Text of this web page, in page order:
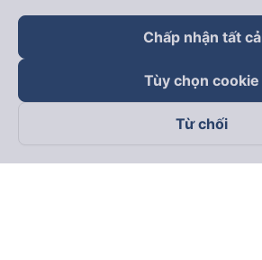
Theo dõi chúng tôi trên
Chấp nhận tất cả
Tùy chọn cookie
Từ chối